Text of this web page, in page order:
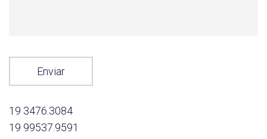
Enviar
19 3476.3084
19 99537.9591